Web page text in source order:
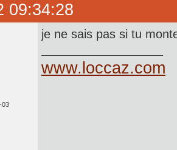
09:34:28
03
je ne sais pas si tu
www.loccaz.com